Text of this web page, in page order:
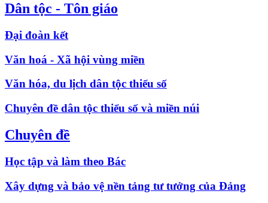
Dân tộc - Tôn giáo
Đại đoàn kết
Văn hoá - Xã hội vùng miền
Văn hóa, du lịch dân tộc thiểu số
Chuyên đề dân tộc thiểu số và miền núi
Chuyên đề
Học tập và làm theo Bác
Xây dựng và bảo vệ nền tảng tư tưởng của Đảng